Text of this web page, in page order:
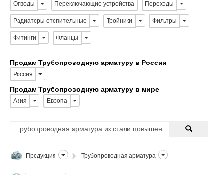
Отводы Переключающие устройства Переходы
Радиаторы отопительные Тройники Фильтры
Фитинги Фланцы
Продам Трубопроводную арматуру в России
Россия
Продам Трубопроводную арматуру в мире
Азия Европа
Продукция Трубопроводная арматура